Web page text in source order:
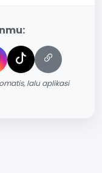
lalu aplikasi